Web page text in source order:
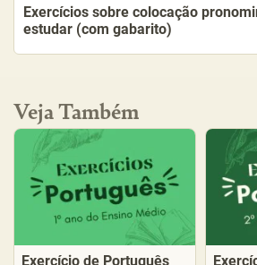
Exercícios sobre colocação
estudar (com gabarito)
Veja Também
Exercício de Português